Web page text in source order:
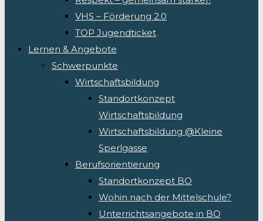
VHS – Förderung 2.0
TOP Jugendticket
Lernen & Angebote
Schwerpunkte
Wirtschaftsbildung
Standortkonzept
Wirtschaftsbildung
Wirtschaftsbildung @Kleine
Sperlgasse
Berufsorientierung
Standortkonzept BO
Wohin nach der Mittelschule?
Unterrichtsangebote in BO